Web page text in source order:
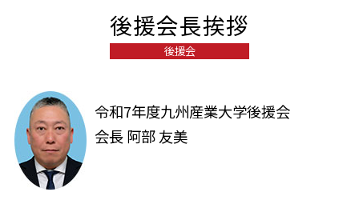
後援会長挨拶
後援会
令和7年度九州産業大学後援会
会長 阿部 友美